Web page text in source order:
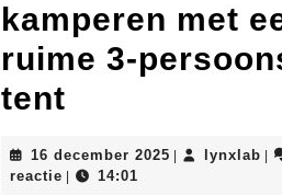
kamperen met
ruime 3-
tentComfortabel
met
16 december 202516
lynxlab
reactie
14:01